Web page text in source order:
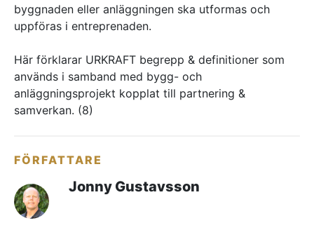
Kontakta oss
Om oss
Referenser
— Inre hamnen etapp 2 – tillsammans bygger
strategisk partnering
— Vem leder processerna när projekten blir
allt mer komplexa?
— Partnering i praktiken – Växjös nya simhall
byggnaden eller anläggningen ska utformas och
uppföras i entreprenaden.
Här förklarar URKRAFT begrepp & definitioner som
används i samband med bygg- och
anläggningsprojekt kopplat till partnering &
samverkan. (8)
FÖRFATTARE
Jonny Gustavsson